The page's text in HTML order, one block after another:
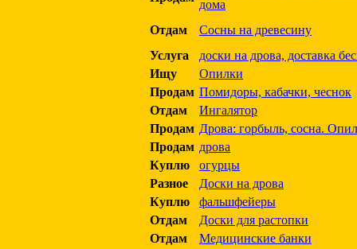
дома
Отдам
Сосны на древесину
Услуга
доски на дрова, доставка
Ищу
Опилки
Продам Помидоры, кабачки, чеснок
Отдам
Ингалятор
Продам Дрова: горбыль, сосна.
Продам дрова
Куплю
огурцы
Разное
Доски на дрова
Куплю
фальшфейеры
Отдам
Доски для растопки
Отдам
Медицинские банки